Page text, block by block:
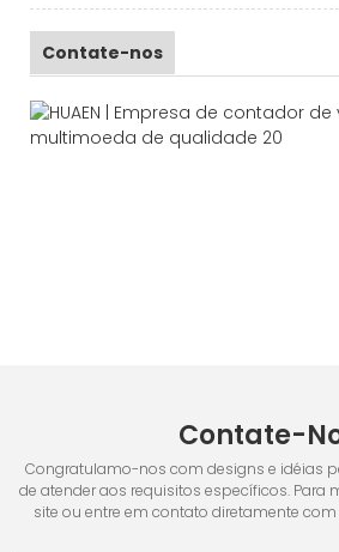
Contate-nos
Contate-
Congratulamo-nos com designs e idéias
de atender aos requisitos específicos. Para
site ou entre em contato diretamente